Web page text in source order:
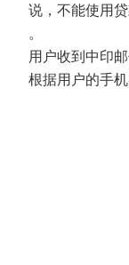
说，不能使用
。
用户收到中印
根据用户的手